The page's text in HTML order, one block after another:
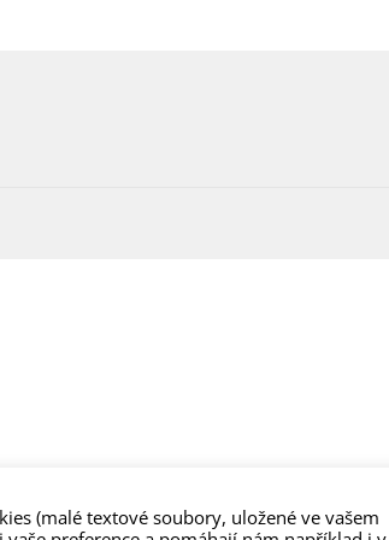
(malé textové soubory, uložené ve vašem